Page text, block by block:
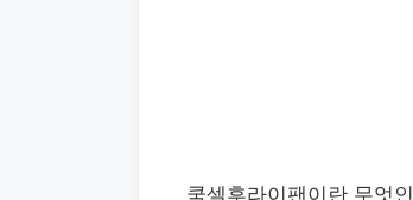
쿡셀후라이팬이란 무엇